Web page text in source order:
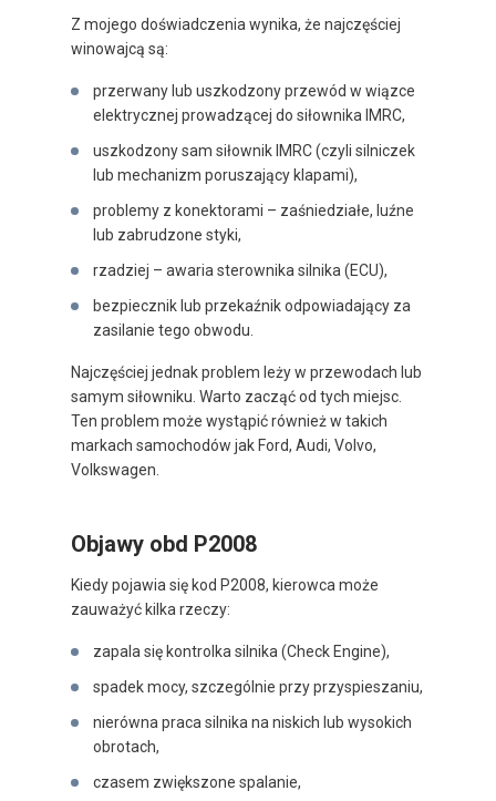
Z mojego doświadczenia wynika, że najczęściej
winowajcą są:
przerwany lub uszkodzony przewód w wiązce
elektrycznej prowadzącej do siłownika IMRC,
uszkodzony sam siłownik IMRC (czyli silniczek
lub mechanizm poruszający klapami),
problemy z konektorami – zaśniedziałe, luźne
lub zabrudzone styki,
rzadziej – awaria sterownika silnika (ECU),
bezpiecznik lub przekaźnik odpowiadający za
zasilanie tego obwodu.
Najczęściej jednak problem leży w przewodach lub
samym siłowniku. Warto zacząć od tych miejsc.
Ten problem może wystąpić również w takich
markach samochodów jak Ford, Audi, Volvo,
Volkswagen.
Objawy obd P2008
Kiedy pojawia się kod P2008, kierowca może
zauważyć kilka rzeczy:
zapala się kontrolka silnika (Check Engine),
spadek mocy, szczególnie przy przyspieszaniu,
nierówna praca silnika na niskich lub wysokich
obrotach,
czasem zwiększone spalanie,